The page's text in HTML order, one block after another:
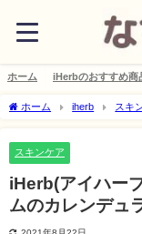
ホーム iHerbのおすすめ商
ホーム iherb スキ
スキンケア
iHerb(アイハー
ムのカレンデュ